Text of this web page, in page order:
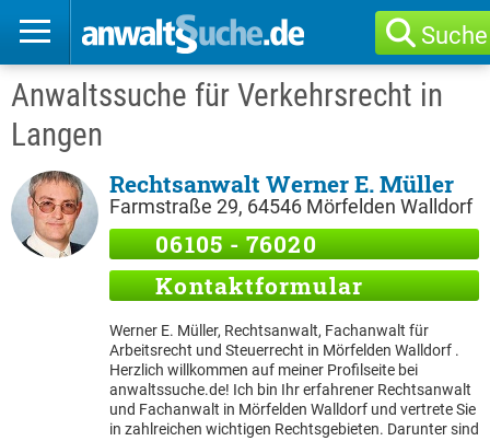
Suche
Anwaltssuche für Verkehrsrecht in
Langen
Rechtsanwalt Werner E. Müller
Farmstraße 29, 64546 Mörfelden Walldorf
06105 - 76020
Kontaktformular
Werner E. Müller, Rechtsanwalt, Fachanwalt für
Arbeitsrecht und Steuerrecht in Mörfelden Walldorf .
Herzlich willkommen auf meiner Profilseite bei
anwaltssuche.de! Ich bin Ihr erfahrener Rechtsanwalt
und Fachanwalt in Mörfelden Walldorf und vertrete Sie
in zahlreichen wichtigen Rechtsgebieten. Darunter sind